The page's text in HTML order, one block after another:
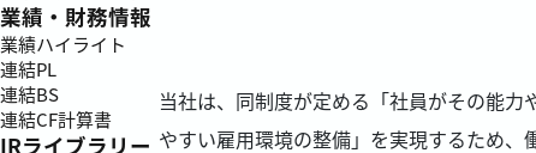
業績・財務情報
業績ハイライト
連結PL
連結BS
連結CF計算書
IRライブラリー
当社は、同制度が定める「社員がその能
やすい雇用環境の整備」を実現するため